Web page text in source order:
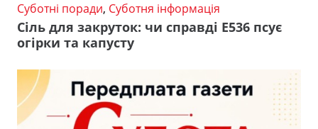
Суботні поради, Суботня інформація
Сіль для закруток: чи справді Е536 псує
огірки та капусту